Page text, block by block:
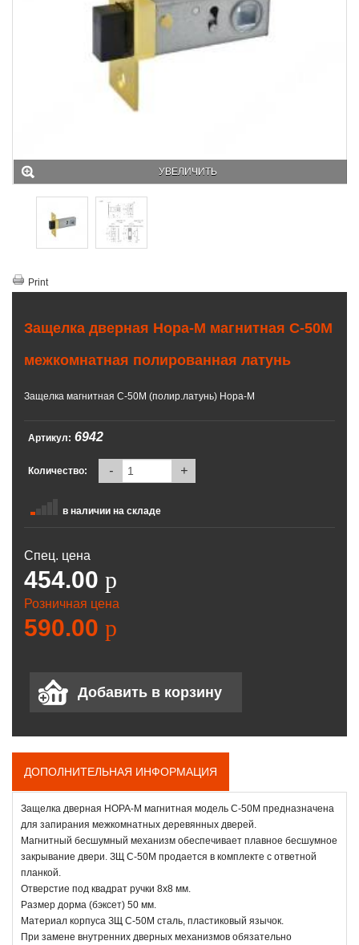
УВЕЛИЧИТЬ
Print
Защелка дверная Нора-М магнитная С-50М
межкомнатная полированная латунь
Защелка магнитная С-50М (полир.латунь) Нора-М
Артикул: 6942
Количество: - +
в наличии на складе
Спец. цена
454.00 p
Розничная цена
590.00 p
ДОПОЛНИТЕЛЬНАЯ ИНФОРМАЦИЯ
Защелка дверная НОРА-М магнитная модель С-50М предназначена
для запирания межкомнатных деревянных дверей.
Магнитный бесшумный механизм обеспечивает плавное бесшумное
закрывание двери. ЗЩ С-50М продается в комплекте с ответной
планкой.
Отверстие под квадрат ручки 8х8 мм.
Размер дорма (бэксет) 50 мм.
Материал корпуса ЗЩ С-50М сталь, пластиковый язычок.
При замене внутренних дверных механизмов обязательно